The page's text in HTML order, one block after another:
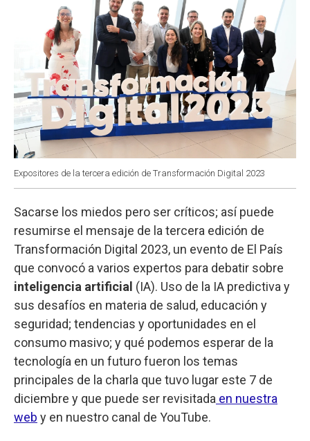
Expositores de la tercera edición de Transformación Digital 2023
Sacarse los miedos pero ser críticos; así puede
resumirse el mensaje de la tercera edición de
Transformación Digital 2023, un evento de El País
que convocó a varios expertos para debatir sobre
inteligencia artificial (IA). Uso de la IA predictiva y
sus desafíos en materia de salud, educación y
seguridad; tendencias y oportunidades en el
consumo masivo; y qué podemos esperar de la
tecnología en un futuro fueron los temas
principales de la charla que tuvo lugar este 7 de
diciembre y que puede ser revisitada en nuestra
web y en nuestro canal de YouTube.